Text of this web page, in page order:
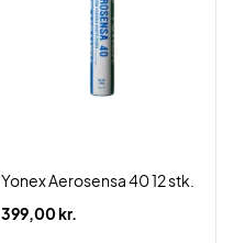
Yonex Aerosensa 40 12 stk.
399,00 kr.